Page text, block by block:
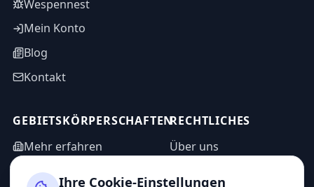
Wespennest
Mein Konto
Blog
Kontakt
GEBIETSKÖRPERSCHAFTEN
Mehr erfahren
Informationsanfrage
RECHTLICHES
Über uns
Ihre Cookie-Einstellungen